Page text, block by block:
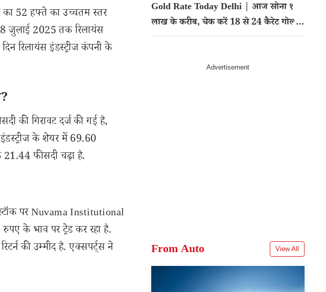
का 52 हफ्ते का उच्चतम स्तर
जुलाई 2025 तक रिलायंस
रिलायंस इंडस्ट्रीज कंपनी के
की गिरावट दर्ज की गई है,
के शेयर में 69.60
21.44 फीसदी चढ़ा है.
पर Nuvama Institutional
के भाव पर ट्रेड कर रहा है.
की उम्मीद है. एक्सपर्ट्स ने
Gold Rate Today Delhi | आज सोना १
लाख के करीब, चेक करें 18 से 24 कैरेट गोल्ड
का रेट
From Auto View All